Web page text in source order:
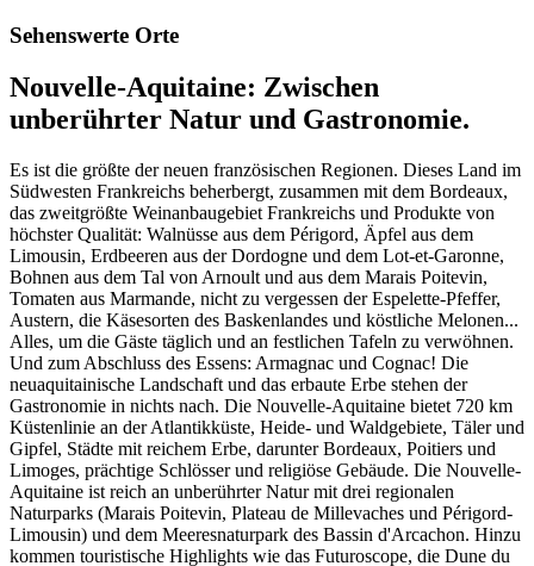
Sehenswerte Orte
Nouvelle-Aquitaine: Zwischen
unberührter Natur und Gastronomie.
Es ist die größte der neuen französischen Regionen. Dieses Land im
Südwesten Frankreichs beherbergt, zusammen mit dem Bordeaux,
das zweitgrößte Weinanbaugebiet Frankreichs und Produkte von
höchster Qualität: Walnüsse aus dem Périgord, Äpfel aus dem
Limousin, Erdbeeren aus der Dordogne und dem Lot-et-Garonne,
Bohnen aus dem Tal von Arnoult und aus dem Marais Poitevin,
Tomaten aus Marmande, nicht zu vergessen der Espelette-Pfeffer,
Austern, die Käsesorten des Baskenlandes und köstliche Melonen...
Alles, um die Gäste täglich und an festlichen Tafeln zu verwöhnen.
Und zum Abschluss des Essens: Armagnac und Cognac! Die
neuaquitainische Landschaft und das erbaute Erbe stehen der
Gastronomie in nichts nach. Die Nouvelle-Aquitaine bietet 720 km
Küstenlinie an der Atlantikküste, Heide- und Waldgebiete, Täler und
Gipfel, Städte mit reichem Erbe, darunter Bordeaux, Poitiers und
Limoges, prächtige Schlösser und religiöse Gebäude. Die Nouvelle-
Aquitaine ist reich an unberührter Natur mit drei regionalen
Naturparks (Marais Poitevin, Plateau de Millevaches und Périgord-
Limousin) und dem Meeresnaturpark des Bassin d'Arcachon. Hinzu
kommen touristische Highlights wie das Futuroscope, die Dune du